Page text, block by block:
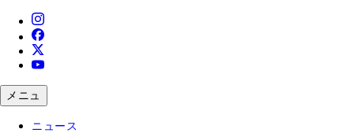
メニュ
ニュース